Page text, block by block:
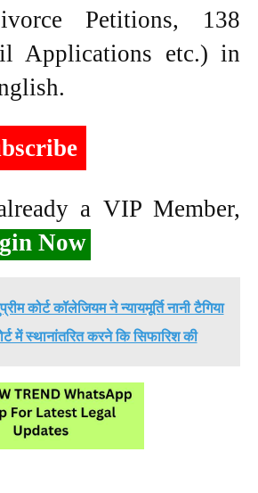
Petitions, 138
Applications etc.) in
a VIP Member,
Now
कोर्ट कॉलेजियम ने न्यायमूर्ति नानी टैगिया
में स्थानांतरित करने कि सिफारिश की